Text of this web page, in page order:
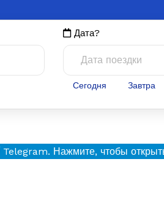
Дата?
Сегодня Завтра
Telegram. Нажмите, чтобы